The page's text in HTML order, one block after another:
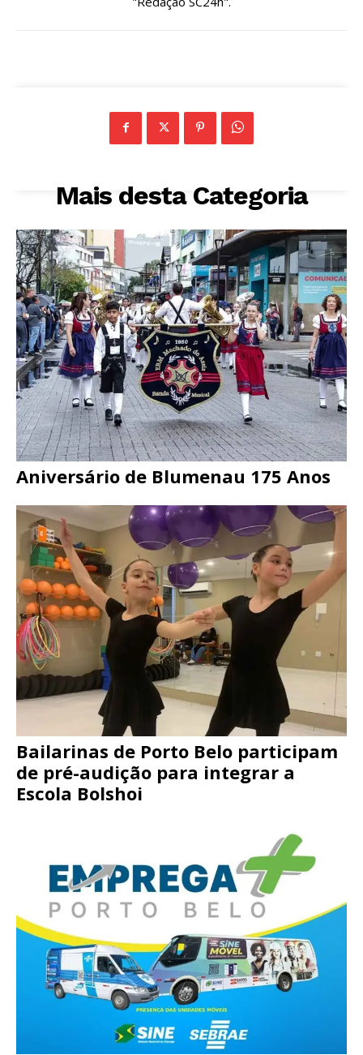
Mais desta Categoria
Aniversário de Blumenau 175 Anos
Bailarinas de Porto Belo participam
de pré-audição para integrar a
Escola Bolshoi